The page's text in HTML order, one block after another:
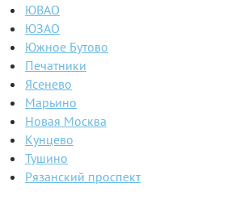
ЮВАО
ЮЗАО
Южное Бутово
Печатники
Ясенево
Марьино
Новая Москва
Кунцево
Тушино
Рязанский проспект